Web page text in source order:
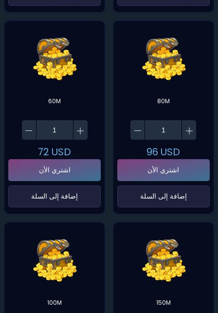
60M
72 USD
اشتري الأن
‌إضافة إلى السلة‌
80M
96 USD
اشتري الأن
‌إضافة إلى السلة‌
100M 150M